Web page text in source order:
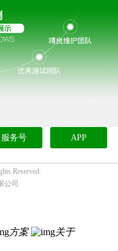
服务号 APP
Reserved.
公司
方案 关于